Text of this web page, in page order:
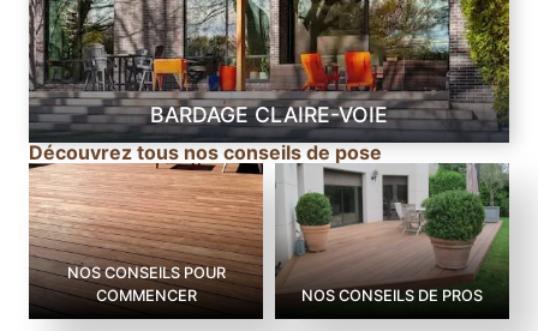
BARDAGE CLAIRE-VOIE
Découvrez tous nos conseils de pose
NOS CONSEILS POUR
COMMENCER
NOS CONSEILS DE PROS